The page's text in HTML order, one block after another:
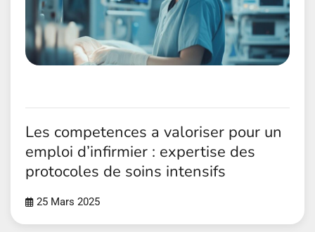
Les competences a valoriser pour un
emploi d’infirmier : expertise des
protocoles de soins intensifs
25 Mars 2025